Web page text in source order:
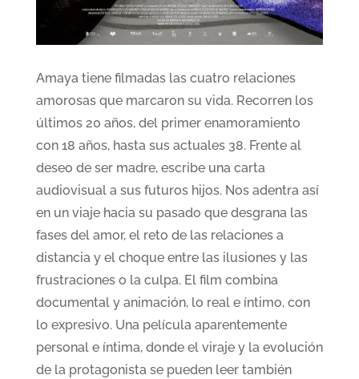
Amaya tiene filmadas las cuatro relaciones
amorosas que marcaron su vida. Recorren los
últimos 20 años, del primer enamoramiento
con 18 años, hasta sus actuales 38. Frente al
deseo de ser madre, escribe una carta
audiovisual a sus futuros hijos. Nos adentra así
en un viaje hacia su pasado que desgrana las
fases del amor, el reto de las relaciones a
distancia y el choque entre las ilusiones y las
frustraciones o la culpa. El film combina
documental y animación, lo real e íntimo, con
lo expresivo. Una película aparentemente
personal e íntima, donde el viraje y la evolución
de la protagonista se pueden leer también